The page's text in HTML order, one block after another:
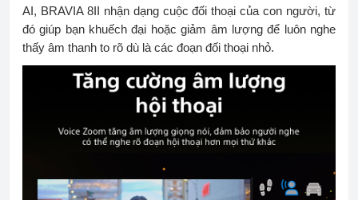
AI, BRAVIA 8II nhận dạng cuộc đối thoại của con người, từ
đó giúp bạn khuếch đại hoặc giảm âm lượng để luôn nghe
thấy âm thanh to rõ dù là các đoạn đối thoại nhỏ.